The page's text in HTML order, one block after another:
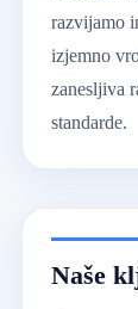
razvijamo
izjemno
zanesljiva
standarde.
Naše